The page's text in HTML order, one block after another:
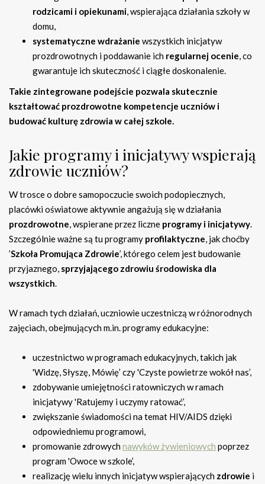
rodzicami i opiekunami, wspierająca działania szkoły w
domu,
systematyczne wdrażanie wszystkich inicjatyw
prozdrowotnych i poddawanie ich regularnej ocenie, co
gwarantuje ich skuteczność i ciągłe doskonalenie.
Takie zintegrowane podejście pozwala skutecznie
kształtować prozdrowotne kompetencje uczniów i
budować kulturę zdrowia w całej szkole.
Jakie programy i inicjatywy wspierają
zdrowie uczniów?
W trosce o dobre samopoczucie swoich podopiecznych,
placówki oświatowe aktywnie angażują się w działania
prozdrowotne, wspierane przez liczne programy i inicjatywy.
Szczególnie ważne są tu programy profilaktyczne, jak choćby
’Szkoła Promująca Zdrowie’, którego celem jest budowanie
przyjaznego, sprzyjającego zdrowiu środowiska dla
wszystkich.
W ramach tych działań, uczniowie uczestniczą w różnorodnych
zajęciach, obejmujących m.in. programy edukacyjne:
uczestnictwo w programach edukacyjnych, takich jak
'Widzę, Słyszę, Mówię’ czy 'Czyste powietrze wokół nas’,
zdobywanie umiejętności ratowniczych w ramach
inicjatywy 'Ratujemy i uczymy ratować’,
zwiększanie świadomości na temat HIV/AIDS dzięki
odpowiedniemu programowi,
promowanie zdrowychnawyków żywieniowych poprzez
program 'Owoce w szkole’,
realizację wielu innych inicjatyw wspierających zdrowie i